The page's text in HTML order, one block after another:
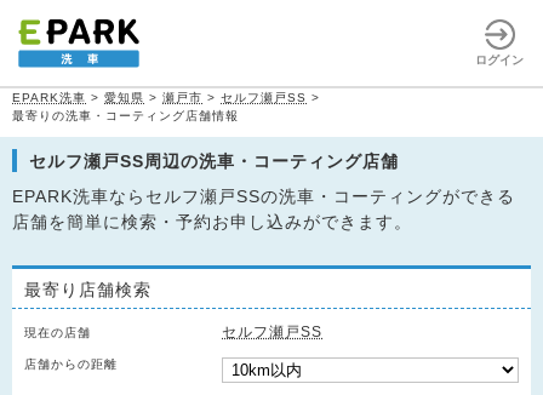
ログイン
EPARK洗車 > 愛知県 > 瀬戸市 > セルフ瀬戸SS >
最寄りの洗車・コーティング店舗情報
セルフ瀬戸SS周辺の洗車・コーティング店舗
EPARK洗車ならセルフ瀬戸SSの洗車・コーティングができる
店舗を簡単に検索・予約お申し込みができます。
最寄り店舗検索
現在の店舗 セルフ瀬戸SS
店舗からの距離